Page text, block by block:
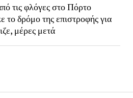
τις φλόγες στο Πόρτο
δρόμο της επιστροφής για
μέρες μετά